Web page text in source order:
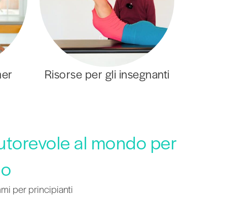
Risorse per gli insegnanti
al mondo per
per principianti